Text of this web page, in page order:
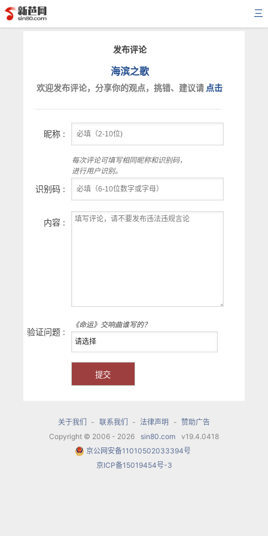
三
发布评论
海滨之歌
欢迎发布评论，分享你的观点，挑错、建议请 点击
昵称 :
每次评论可填写相同昵称和识别码，
进行用户识别。
识别码 :
内容 :
验证问题 :
《命运》交响曲谁写的？
关于我们 - 联系我们 - 法律声明 - 赞助广告
Copyright © 2006 - 2026
sin80.com
v19.4.0418
京公网安备11010502033394号
京ICP备15019454号-3